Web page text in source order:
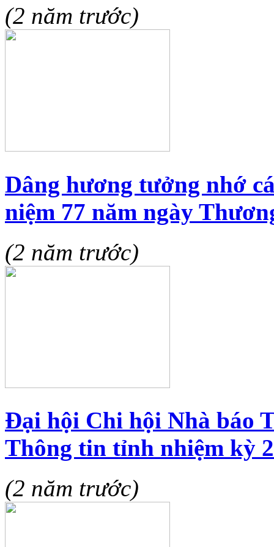
(2 năm trước)
Dâng hương tưởng nhớ
niệm 77 năm ngày
(2 năm trước)
Đại hội Chi hội Nhà báo
Thông tin tỉnh nhiệm kỳ
(2 năm trước)